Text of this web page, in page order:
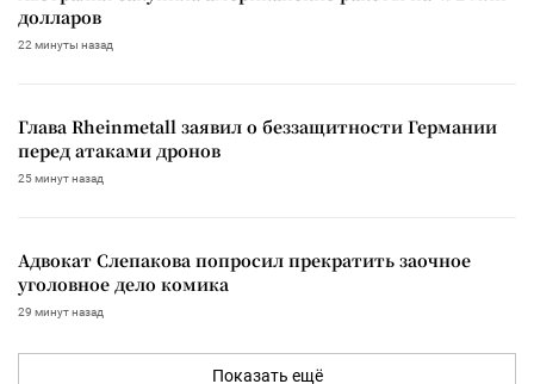
долларов
22 минуты назад
Глава Rheinmetall заявил о беззащитности Германии
перед атаками дронов
25 минут назад
Адвокат Слепакова попросил прекратить заочное
уголовное дело комика
29 минут назад
Показать ещё